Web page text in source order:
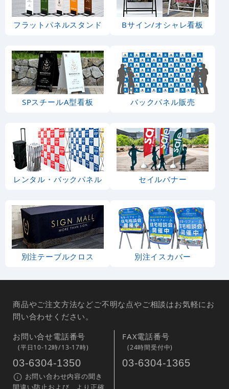
フラットパネルスタンド Bサイン/オシャレ看板
SPスチールA型看板 バックパネル販売
レンタル・バックパネル セイルバナー
別注テーブルクロス 別注イスカバー
商品やご注文方法などご不明な点やご相談はお気軽にお
問い合わせください。
お問い合せ電話番号
(平日10-12時/13-17時)
03-6304-1350
お問い合わせ内容の聞き
間違い防止および、より正確
FAX電話番号
(24時間受付中)
03-6304-1365